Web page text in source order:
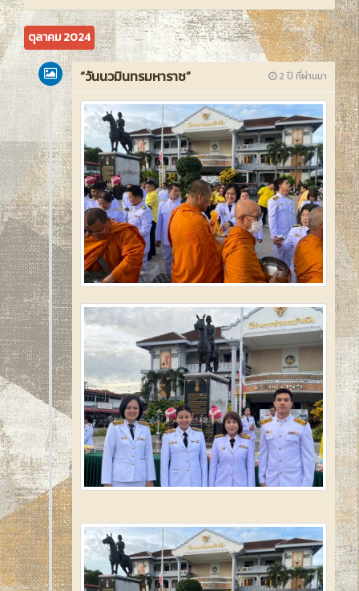
ตุลาคม 2024
2 ปี ที่ผ่านมา
“วันนวมินทรมหาราช”